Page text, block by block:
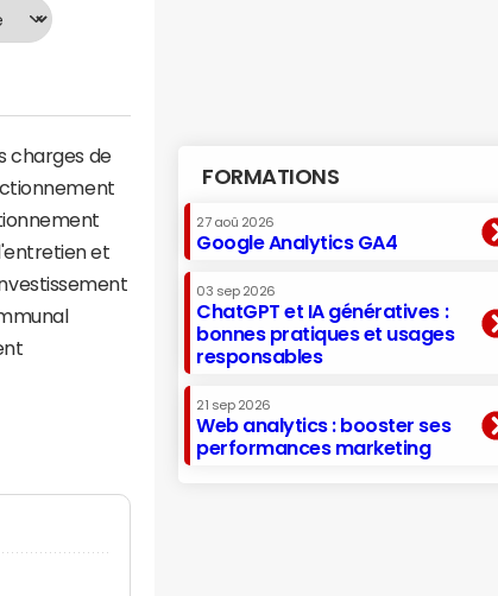
charges de
et
FORMATIONS
27 aoû 2026
Google Analytics GA4
03 sep 2026
ChatGPT et IA génératives :
bonnes pratiques et usages
responsables
21 sep 2026
Web analytics : booster ses
performances marketing